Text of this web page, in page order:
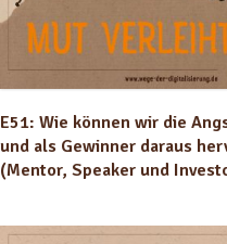
E51: Wie können wir die
und als Gewinner daraus
(Mentor, Speaker und